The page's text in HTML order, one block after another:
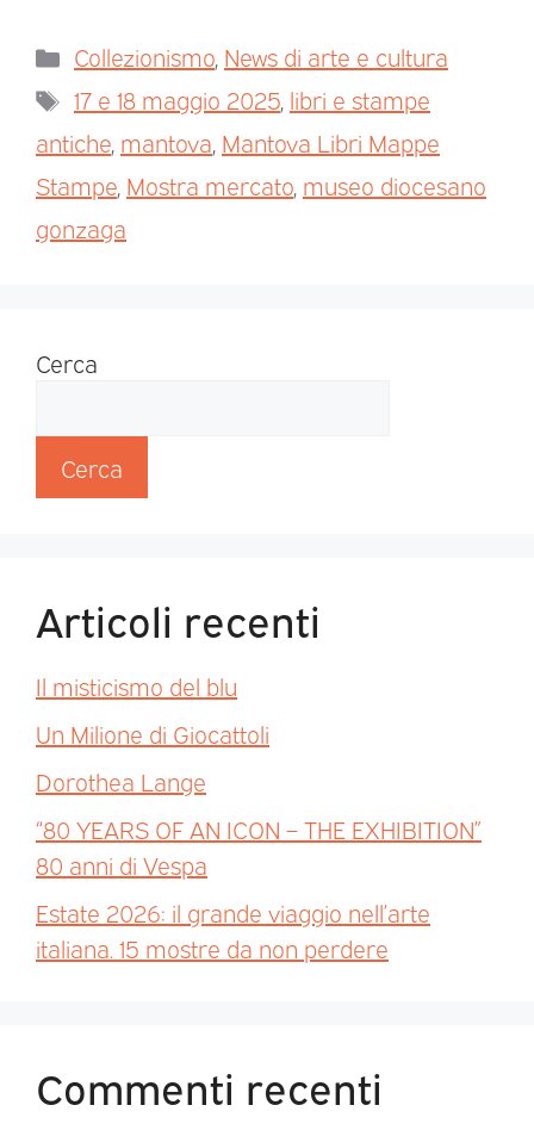
Collezionismo News di arte e cultura
17 e 18 maggio 2025 libri e stampe
antiche mantova Mantova Libri Mappe
Stampe Mostra mercato museo diocesano
gonzaga
Cerca
Cerca
Articoli recenti
Il misticismo del blu
Un Milione di Giocattoli
Dorothea Lange
“80 YEARS OF AN ICON – THE EXHIBITION”
80 anni di Vespa
Estate 2026: il grande viaggio nell’arte
italiana. 15 mostre da non perdere
Commenti recenti